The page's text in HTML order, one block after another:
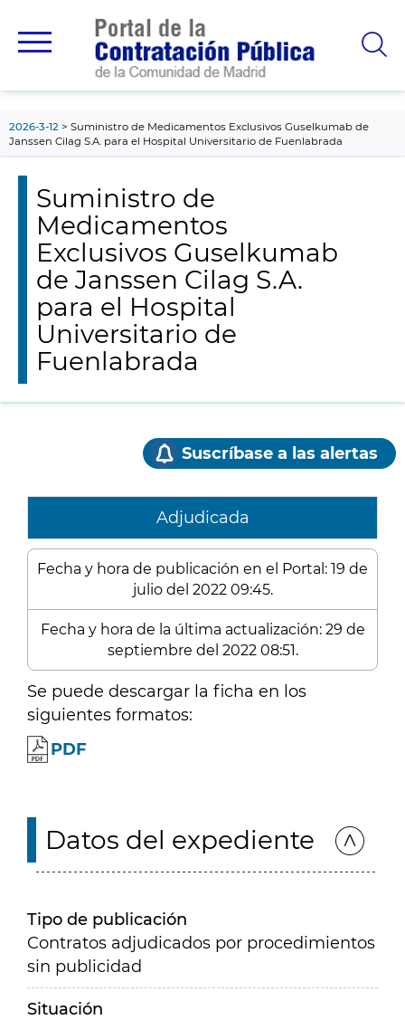
principal
2026-3-12
Suministro de Medicamentos Exclusivos Guselkumab de
Janssen Cilag S.A. para el Hospital Universitario de Fuenlabrada
Suministro de
Medicamentos
Exclusivos Guselkumab
de Janssen Cilag S.A.
para el Hospital
Universitario de
Fuenlabrada
Suscríbase a las alertas
Adjudicada
Fecha y hora de publicación en el Portal: 19 de
julio del 2022 09:45.
Fecha y hora de la última actualización: 29 de
septiembre del 2022 08:51.
Se puede descargar la ficha en los
siguientes formatos:
PDF
Datos del expediente
Tipo de publicación
Contratos adjudicados por procedimientos
sin publicidad
Situación